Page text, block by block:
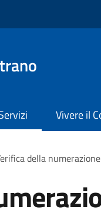
Vivere il
della